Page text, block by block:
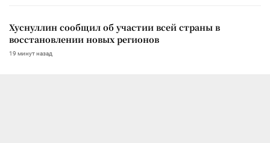
Хуснуллин сообщил об участии всей страны в
восстановлении новых регионов
19 минут назад